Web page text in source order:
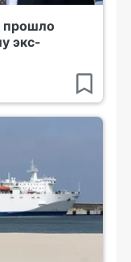
прошло
экс-